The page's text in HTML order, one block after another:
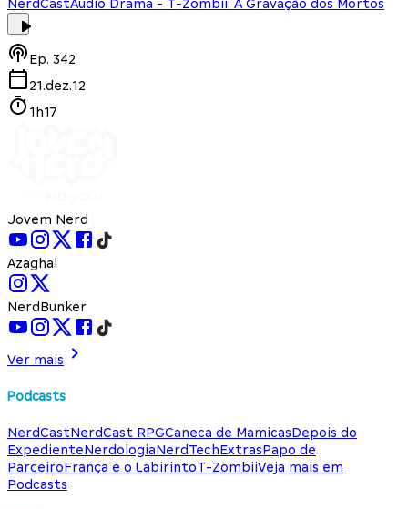
NerdCastÁudio Drama - T-Zombii: A Gravação dos Mortos
Ep. 342
21.dez.12
1h17
Jovem Nerd
Azaghal
NerdBunker
Ver mais
Podcasts
NerdCastNerdCast RPGCaneca de MamicasDepois do
ExpedienteNerdologiaNerdTechExtrasPapo de
ParceiroFrança e o LabirintoT-ZombiiVeja mais em
Podcasts